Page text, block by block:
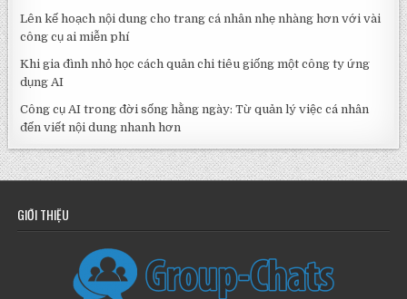
Lên kế hoạch nội dung cho trang cá nhân nhẹ nhàng hơn với vài
công cụ ai miễn phí
Khi gia đình nhỏ học cách quản chi tiêu giống một công ty ứng
dụng AI
Công cụ AI trong đời sống hằng ngày: Từ quản lý việc cá nhân
đến viết nội dung nhanh hơn
GIỚI THIỆU